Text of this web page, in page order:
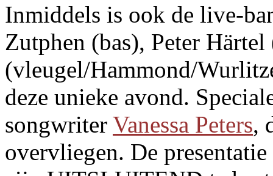
Inmiddels is ook de live-
Zutphen (bas), Peter
(vleugel/Hammond/
deze unieke avond.
songwriter Vanessa Peters,
overvliegen. De